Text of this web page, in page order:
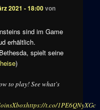
2021 - 18:00von
sind im Game
erhältlich.
spielt seine
heise)
to play! See what's
https://t.co/1PE6QNyXGc